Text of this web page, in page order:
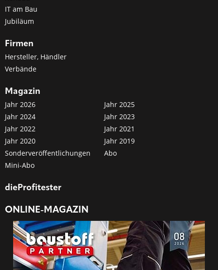
IT am Bau
Jubiläum
Firmen
Hersteller, Händler
Verbände
Magazin
Jahr 2026
Jahr 2025
Jahr 2024
Jahr 2023
Jahr 2022
Jahr 2021
Jahr 2020
Jahr 2019
Sonderveröffentlichungen
Abo
Mini-Abo
dieProfitester
ONLINE-MAGAZIN